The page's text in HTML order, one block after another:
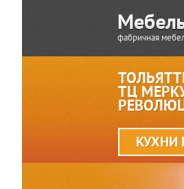
фабричная
ТЦ
КУХНИ